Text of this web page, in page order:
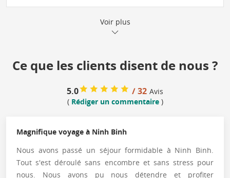
Voir plus
Ce que les clients disent de nous ?
5.0 / 32 Avis
( Rédiger un commentaire)
Magnifique voyage à Ninh Binh
Nous avons passé un séjour formidable à Ninh Binh.
Tout s'est déroulé sans encombre et sans stress pour
nous. Nous avons pu nous détendre et profiter